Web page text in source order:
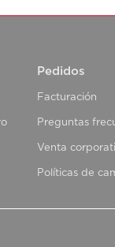
Pedidos
Facturación
Preguntas
Venta
Políticas de